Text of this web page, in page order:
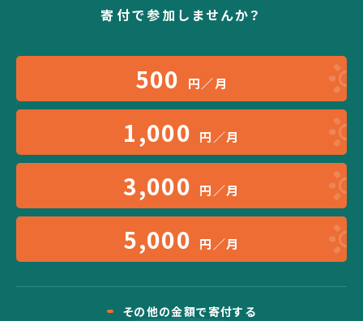
寄付で参加しませんか？
500 円／月
1,000 円／月
3,000 円／月
5,000 円／月
その他の金額で寄付する